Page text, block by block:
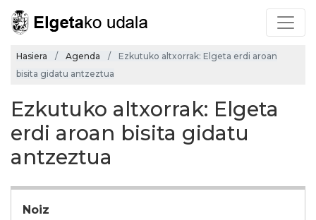
Hasiera Agenda
Ezkutuko altxorrak: Elgeta erdi aroan
bisita gidatu antzeztua
Ezkutuko altxorrak: Elgeta
erdi aroan bisita gidatu
antzeztua
Noiz